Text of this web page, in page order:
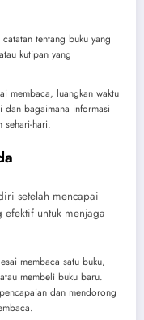
tentang buku yang
kutipan yang
membaca, luangkan waktu
dan bagaimana informasi
sehari-hari.
setelah mencapai
untuk menjaga
membaca satu buku,
membeli buku baru.
dan mendorong